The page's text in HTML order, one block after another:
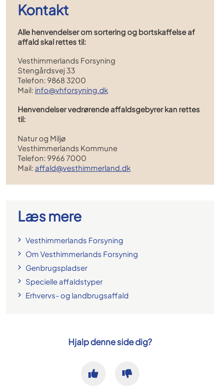
Kontakt
Alle henvendelser om sortering og bortskaffelse af
affald skal rettes til:
Vesthimmerlands Forsyning
Stengårdsvej 33
Telefon: 9868 3200
Mail: info@vhforsyning.dk
Henvendelser vedrørende affaldsgebyrer kan rettes
til:
Natur og Miljø
Vesthimmerlands Kommune
Telefon: 9966 7000
Mail: affald@vesthimmerland.dk
Læs mere
Vesthimmerlands Forsyning
Om Vesthimmerlands Forsyning
Genbrugspladser
Specielle affaldstyper
Erhvervs- og landbrugsaffald
Hjalp denne side dig?